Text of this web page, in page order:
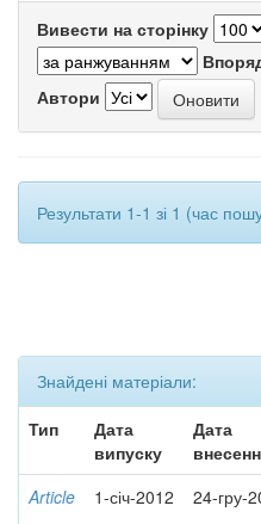
Вивести на сторінку
Автори
Результати 1-1 зі 1 (час
Знайдені матеріали:
Тип
Дата
випуску
Дата
Article 1-січ-2012 24-гру-